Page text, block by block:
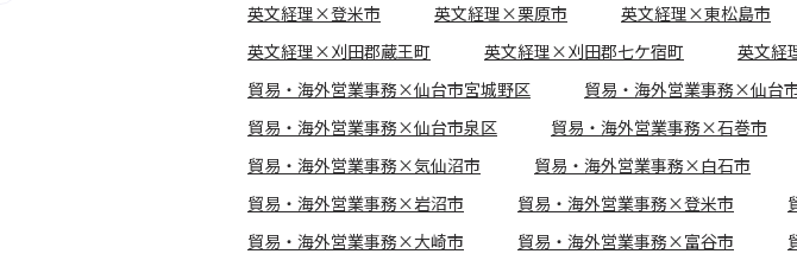
英文経理×登米市
英文経理×栗原市 英文経理×東松島市
英文経理×刈田郡蔵王町
英文経理×刈田郡七ケ宿町 英文経
貿易・海外営業事務×仙台市宮城野区
貿易・海外営業事務×仙台
貿易・海外営業事務×仙台市泉区
貿易・海外営業事務×石巻市
貿易・海外営業事務×気仙沼市
貿易・海外営業事務×白石市
貿易・海外営業事務×岩沼市
貿易・海外営業事務×登米市
貿易・海外営業事務×大崎市
貿易・海外営業事務×富谷市